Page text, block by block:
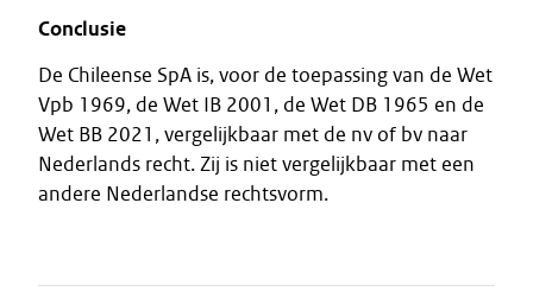
Conclusie
De Chileense SpA is, voor de toepassing van de Wet
Vpb 1969, de Wet IB 2001, de Wet DB 1965 en de
Wet BB 2021, vergelijkbaar met de nv of bv naar
Nederlands recht. Zij is niet vergelijkbaar met een
andere Nederlandse rechtsvorm.